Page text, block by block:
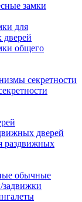
замки
для
дверей
общего
секретности
дверей
раздвижных
обычные